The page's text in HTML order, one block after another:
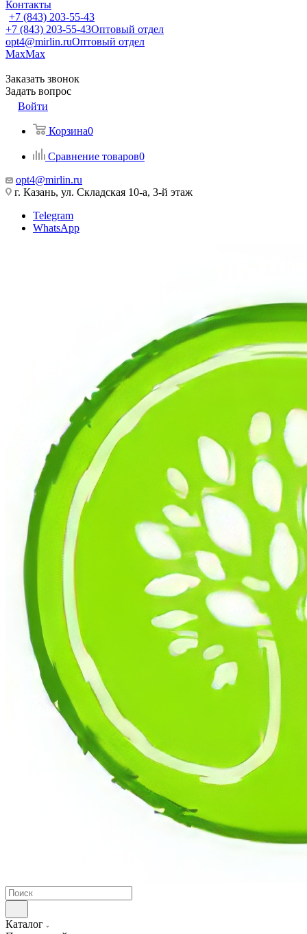
Контакты
+7 (843) 203-55-43
+7 (843) 203-55-43Оптовый отдел
opt4@mirlin.ruОптовый отдел
MaxMax
Заказать звонок
Задать вопрос
Войти
Корзина0
Сравнение товаров0
opt4@mirlin.ru
г. Казань, ул. Складская 10-а, 3-й этаж
Telegram
WhatsApp
Каталог